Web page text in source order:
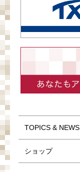
TOPICS & NEWS
ショップ